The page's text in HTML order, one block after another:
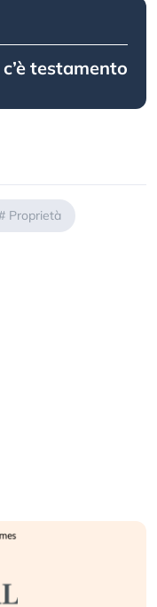
testamento
# Proprietà